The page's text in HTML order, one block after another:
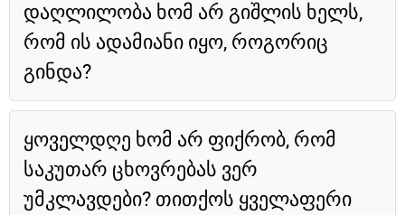
დაღლილობა ხომ არ გიშლის ხელს,
რომ ის ადამიანი იყო, როგორიც
გინდა?
ყოველდღე ხომ არ ფიქრობ, რომ
საკუთარ ცხოვრებას ვერ
უმკლავდები? თითქოს ყველაფერი